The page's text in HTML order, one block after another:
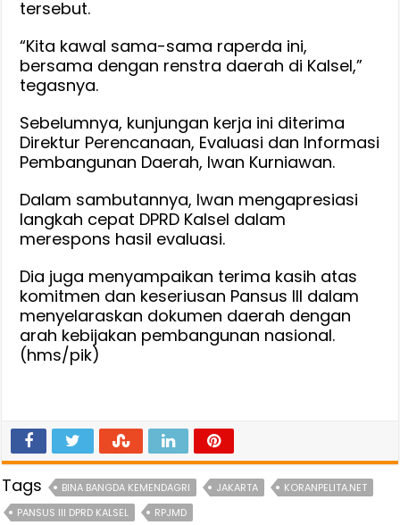
tersebut.
“Kita kawal sama-sama raperda ini,
bersama dengan renstra daerah di Kalsel,”
tegasnya.
Sebelumnya, kunjungan kerja ini diterima
Direktur Perencanaan, Evaluasi dan Informasi
Pembangunan Daerah, Iwan Kurniawan.
Dalam sambutannya, Iwan mengapresiasi
langkah cepat DPRD Kalsel dalam
merespons hasil evaluasi.
Dia juga menyampaikan terima kasih atas
komitmen dan keseriusan Pansus III dalam
menyelaraskan dokumen daerah dengan
arah kebijakan pembangunan nasional.
(hms/pik)
Tags BINA BANGDA KEMENDAGRI JAKARTA
KORANPELITA.NET
PANSUS III DPRD KALSEL
RPJMD